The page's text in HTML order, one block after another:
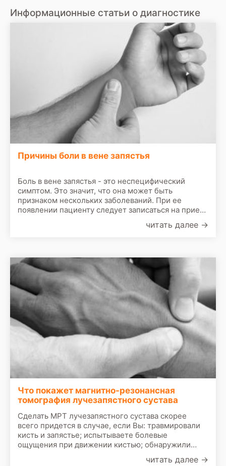
Информационные статьи о диагностике
Причины боли в вене запястья
Боль в вене запястья - это неспецифический
симптом. Это значит, что она может быть
признаком нескольких заболеваний. При ее
появлении пациенту следует записаться на прием
назначит сделать следующие обследования:
читать далее →
Что покажет магнитно-резонансная
томография лучезапястного сустава
Сделать МРТ лучезапястного сустава скорее
всего придется в случае, если Вы: травмировали
кисть и запястье; испытываете болевые
ощущения при движении кистью; обнаружили
и руки; страдаете от симптомов туннельного
читать далее →